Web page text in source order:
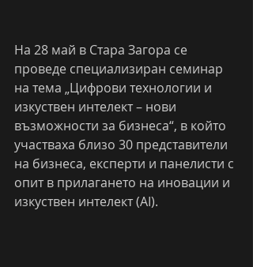
На 28 май в Стара Загора се
проведе специализиран семинар
на тема „Цифрови технологии и
изкуствен интелект – нови
възможности за бизнеса“, в който
участваха близо 30 представители
на бизнеса, експерти и панелисти с
опит в прилагането на иновации и
изкуствен интелект (AI).